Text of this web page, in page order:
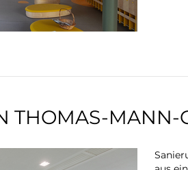
THOMAS-MANN-